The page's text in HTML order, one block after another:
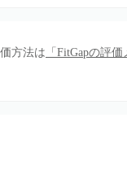
方法は 「FitGapの評価